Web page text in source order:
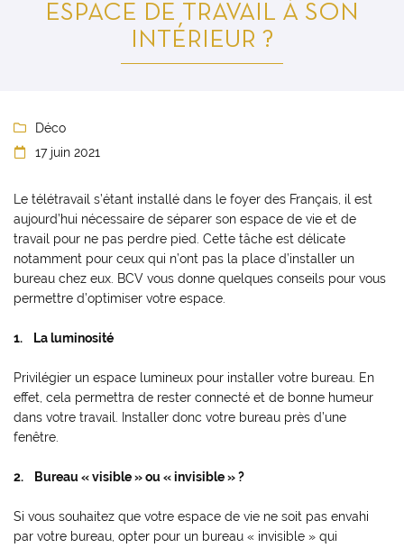
ESPACE DE TRAVAIL À SON
INTÉRIEUR ?
 Déco
 17 juin 2021
Le télétravail s’étant installé dans le foyer des Français, il est
aujourd’hui nécessaire de séparer son espace de vie et de
travail pour ne pas perdre pied. Cette tâche est délicate
notamment pour ceux qui n’ont pas la place d’installer un
bureau chez eux. BCV vous donne quelques conseils pour vous
permettre d’optimiser votre espace.
1. La luminosité
Privilégier un espace lumineux pour installer votre bureau. En
effet, cela permettra de rester connecté et de bonne humeur
dans votre travail. Installer donc votre bureau près d’une
fenêtre.
2. Bureau « visible » ou « invisible » ?
Si vous souhaitez que votre espace de vie ne soit pas envahi
par votre bureau, opter pour un bureau « invisible » qui